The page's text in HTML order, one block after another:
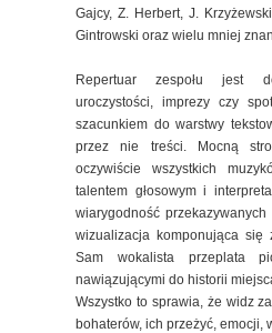
Gajcy, Z. Herbert, J.
Gintrowski oraz wielu mniej
Repertuar zespołu jest
uroczystości, imprezy czy
szacunkiem do warstwy
przez nie treści. Mocną
oczywiście wszystkich
talentem głosowym i
wiarygodność
wizualizacja komponująca się
Sam wokalista przeplata
nawiązującymi do historii
Wszystko to sprawia, że widz
bohaterów, ich przeżyć, emocji,